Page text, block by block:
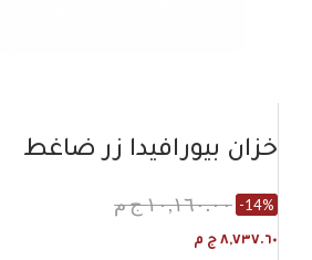
خزان بيورافيدا زر ضاغط
١٠,١٦٠.٠٠ ج م -14%
٨,٧٣٧.٦٠ ج م